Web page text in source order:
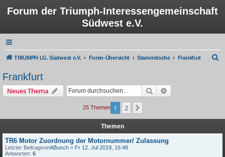
Forum der Triumph-Interessengemeinschaft
Südwest e.V.
TRIUMPH I.G. Südwest e.V. Foren-Übersicht Stammtische Frankfurt
Frankfurt
Neues Thema Suche
25 Themen 1 2
Themen
TR6 Motor Zuordnung der Motornummer/ Zulassung
Letzter BeitragvonABusch « Fr 12. Jul 2019, 16:48
Antworten: 6